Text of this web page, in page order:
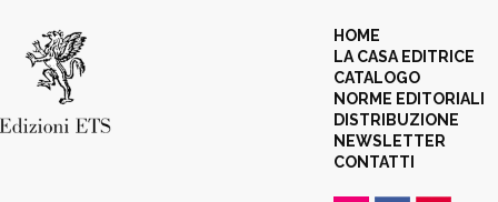
HOME
LA CASA EDITRICE
CATALOGO
NORME EDITORIALI
DISTRIBUZIONE
NEWSLETTER
CONTATTI